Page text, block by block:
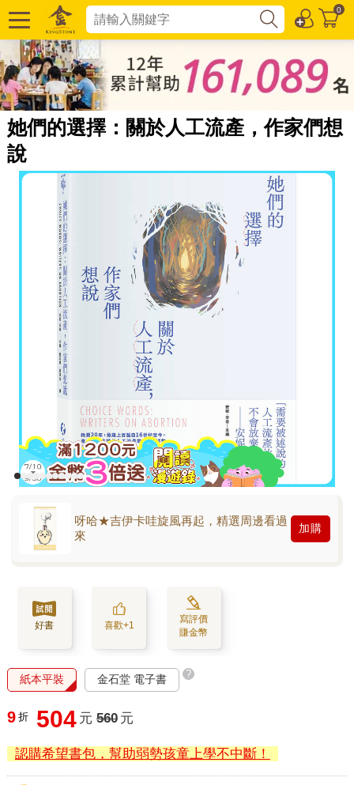
0
她們的選擇：關於人工流產，作家們想
說
呀哈★吉伊卡哇旋風再起，精選周邊看過
來
加購
好書 喜歡+1
寫評價
賺金幣
紙本平裝 金石堂 電子書 ?
9 折 504 元 560 元
認購希望書包，幫助弱勢孩童上學不中斷！